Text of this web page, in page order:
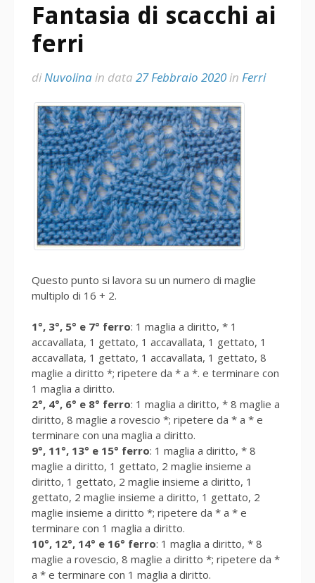
Fantasia di scacchi ai
ferri
diNuvolinain data 27 Febbraio 2020in Ferri
Questo punto si lavora su un numero di maglie
multiplo di 16 + 2.
1°, 3°, 5° e 7° ferro: 1 maglia a diritto, * 1
accavallata, 1 gettato, 1 accavallata, 1 gettato, 1
accavallata, 1 gettato, 1 accavallata, 1 gettato, 8
maglie a diritto *; ripetere da * a *. e terminare con
1 maglia a diritto.
2°, 4°, 6° e 8° ferro: 1 maglia a diritto, * 8 maglie a
diritto, 8 maglie a rovescio *; ripetere da * a * e
terminare con una maglia a diritto.
9°, 11°, 13° e 15° ferro: 1 maglia a diritto, * 8
maglie a diritto, 1 gettato, 2 maglie insieme a
diritto, 1 gettato, 2 maglie insieme a diritto, 1
gettato, 2 maglie insieme a diritto, 1 gettato, 2
maglie insieme a diritto *; ripetere da * a * e
terminare con 1 maglia a diritto.
10°, 12°, 14° e 16° ferro: 1 maglia a diritto, * 8
maglie a rovescio, 8 maglie a diritto *; ripetere da *
a * e terminare con 1 maglia a diritto.